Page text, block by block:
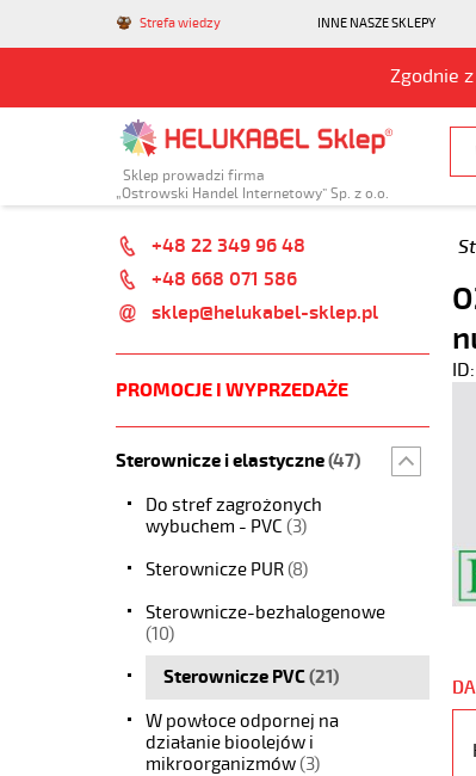
Strefa wiedzy INNE NASZE SKLEPY
Zgodnie
Sklep prowadzi firma
„Ostrowski Handel Internetowy” Sp. z o.o.
+48 22 349 96 48
+48 668 071 586
sklep@helukabel-sklep.pl
PROMOCJE I WYPRZEDAŻE
Sterownicze i elastyczne(47)
Do stref zagrożonych
wybuchem - PVC (3)
Sterownicze PUR(8)
Sterownicze-bezhalogenowe
(10)
Sterownicze PVC(21)
W powłoce odpornej na
działanie bioolejów i
mikroorganizmów(3)